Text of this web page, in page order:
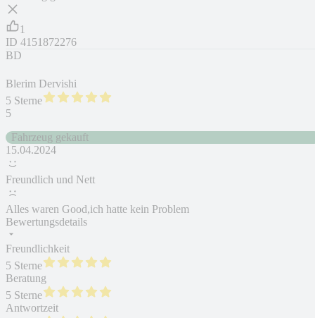
1
ID 4151872276
BD
Blerim Dervishi
5 Sterne
5
Fahrzeug gekauft
15.04.2024
Freundlich und Nett
Alles waren Good,ich hatte kein Problem
Bewertungsdetails
Freundlichkeit
5 Sterne
Beratung
5 Sterne
Antwortzeit